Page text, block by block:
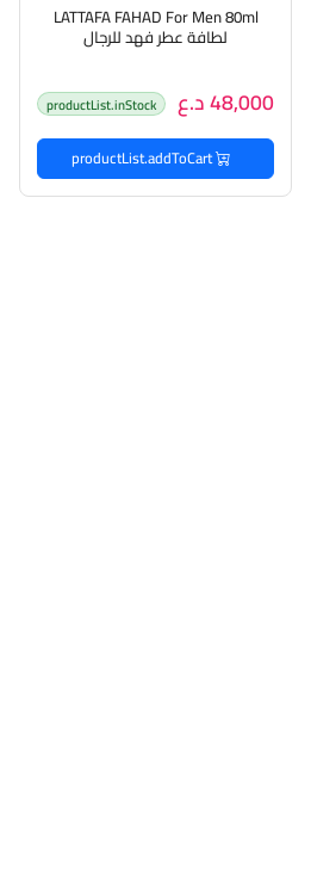
LATTAFA FAHAD For Men 80ml
لطافة عطر فهد للرجال
48,000 د.ع productList.inStock
productList.addToCart